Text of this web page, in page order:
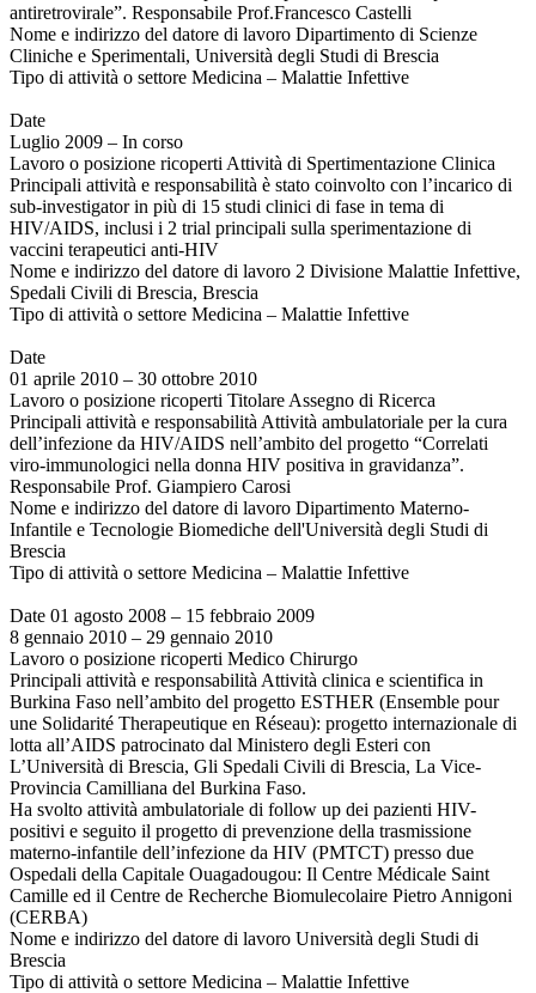
antiretrovirale”. Responsabile Prof.Francesco Castelli
Nome e indirizzo del datore di lavoro Dipartimento di Scienze
Cliniche e Sperimentali, Università degli Studi di Brescia
Tipo di attività o settore Medicina – Malattie Infettive
Date
Luglio 2009 – In corso
Lavoro o posizione ricoperti Attività di Spertimentazione Clinica
Principali attività e responsabilità è stato coinvolto con l’incarico di
sub-investigator in più di 15 studi clinici di fase in tema di
HIV/AIDS, inclusi i 2 trial principali sulla sperimentazione di
vaccini terapeutici anti-HIV
Nome e indirizzo del datore di lavoro 2 Divisione Malattie Infettive,
Spedali Civili di Brescia, Brescia
Tipo di attività o settore Medicina – Malattie Infettive
Date
01 aprile 2010 – 30 ottobre 2010
Lavoro o posizione ricoperti Titolare Assegno di Ricerca
Principali attività e responsabilità Attività ambulatoriale per la cura
dell’infezione da HIV/AIDS nell’ambito del progetto “Correlati
viro-immunologici nella donna HIV positiva in gravidanza”.
Responsabile Prof. Giampiero Carosi
Nome e indirizzo del datore di lavoro Dipartimento Materno-
Infantile e Tecnologie Biomediche dell'Università degli Studi di
Brescia
Tipo di attività o settore Medicina – Malattie Infettive
Date 01 agosto 2008 – 15 febbraio 2009
8 gennaio 2010 – 29 gennaio 2010
Lavoro o posizione ricoperti Medico Chirurgo
Principali attività e responsabilità Attività clinica e scientifica in
Burkina Faso nell’ambito del progetto ESTHER (Ensemble pour
une Solidarité Therapeutique en Réseau): progetto internazionale di
lotta all’AIDS patrocinato dal Ministero degli Esteri con
L’Università di Brescia, Gli Spedali Civili di Brescia, La Vice-
Provincia Camilliana del Burkina Faso.
Ha svolto attività ambulatoriale di follow up dei pazienti HIV-
positivi e seguito il progetto di prevenzione della trasmissione
materno-infantile dell’infezione da HIV (PMTCT) presso due
Ospedali della Capitale Ouagadougou: Il Centre Médicale Saint
Camille ed il Centre de Recherche Biomulecolaire Pietro Annigoni
(CERBA)
Nome e indirizzo del datore di lavoro Università degli Studi di
Brescia
Tipo di attività o settore Medicina – Malattie Infettive